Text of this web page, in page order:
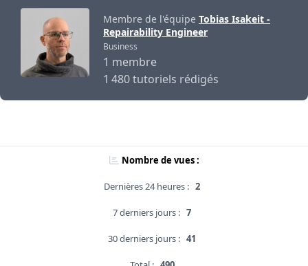
Membre de l'équipe Tobias Isakeit -
Repairability Engineer
Business
1 membre
1 480 tutoriels rédigés
Nombre de vues :
Dernières 24 heures : 2
7 derniers jours : 7
30 derniers jours : 41